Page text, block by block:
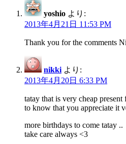
yoshio より:
2013年4月21日 11:53 PM
Thank you for the comments
nikki より:
2013年4月20日 6:33 PM
tatay that is very cheap
to know that you appreciate it
more birthdays to come tatay ..
take care always <3